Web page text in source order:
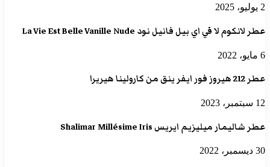
2 يوليو، 2025
عطر لانكوم لا في اي بيل فانيل نود La Vie Est Belle Vanille Nude
6 مايو، 2022
عطر 212 هيروز فور ايفر ينق من كارولينا هيريرا
12 سبتمبر، 2023
عطر شاليمار ميليزيم ايريس Shalimar Millésime Iris
30 ديسمبر، 2022